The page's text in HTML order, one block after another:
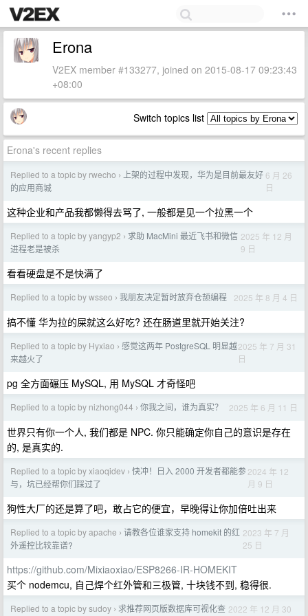
Erona
V2EX member #133277, joined on 2015-08-17 09:23:43
+08:00
Switch topics list
Erona's recent replies
Replied to a topic by rwecho ›
上架的过程中发现，华为是目前最友好
的应用商城
6 月 26
日
这种企业和产品我都懒得去骂了, 一般都是见一个拉黑一个
Replied to a topic by yangyp2 › 求助 MacMini 最近飞书和微信
进程老是被杀
2025 年 12 月
9 日
看看硬盘是不是快满了
Replied to a topic by wsseo › 我朋友决定暂时放弃仓颉编程 2025 年 8 月 4 日
搞不懂 华为拉的屎就这么好吃? 还在肠道里就开始关注?
Replied to a topic by Hyxiao › 感觉这两年 PostgreSQL 明显越
来越火了
2025 年 7 月 31
日
pg 全方面碾压 MySQL, 用 MySQL 才奇怪吧
Replied to a topic by nizhong044 › 你我之间，谁为真实？ 2025 年 6 月 11 日
世界只有你一个人, 我们都是 NPC. 你只能确定你自己的意识是存在
的, 是真实的.
Replied to a topic by xiaoqidev › 快冲！日入 2000 开发者都能参
与，坑已经帮你们踩过了
2024 年 12
月 9 日
狗性大厂的还是算了吧，敢占它的便宜，早晚得让你加倍吐出来
Replied to a topic by apache › 请教各位谁家支持 homekit 的红
外遥控比较靠谱?
2023 年 7 月
25 日
https://github.com/Mixiaoxiao/ESP8266-IR-HOMEKIT
买个 nodemcu, 自己焊个红外管和三极管, 十块钱不到, 稳得很.
Replied to a topic by sudoy › 求推荐网页版数据库可视化查 2022 年 12 月 30